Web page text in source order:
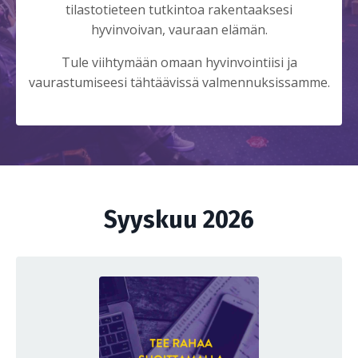
tilastotieteen tutkintoa rakentaaksesi
hyvinvoivan, vauraan elämän.
Tule viihtymään omaan hyvinvointiisi ja
vaurastumiseesi tähtäävissä valmennuksissamme.
Syyskuu 2026